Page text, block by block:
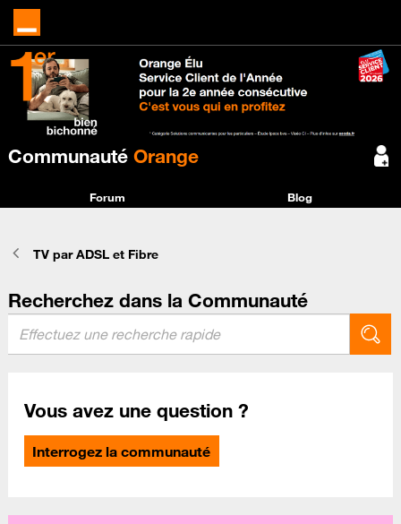
Communauté Orange
Forum Blog
TV par ADSL et Fibre
Recherchez dans la Communauté
Vous avez une question ?
Interrogez la communauté